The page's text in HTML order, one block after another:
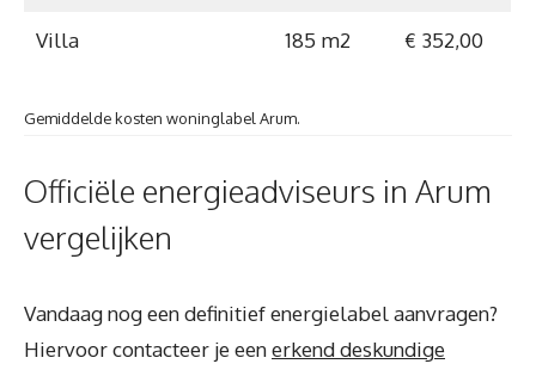
Villa 185 m2 € 352,00
Gemiddelde kosten woninglabel Arum.
Officiële energieadviseurs in Arum
vergelijken
Vandaag nog een definitief energielabel aanvragen?
Hiervoor contacteer je eenerkend deskundige